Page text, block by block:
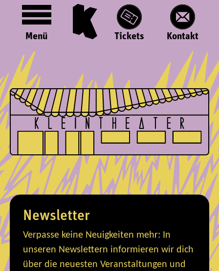
Menü Tickets Kontakt
Newsletter
Verpasse keine Neuigkeiten mehr: In
unseren Newslettern informieren wir dich
über die neuesten Veranstaltungen und